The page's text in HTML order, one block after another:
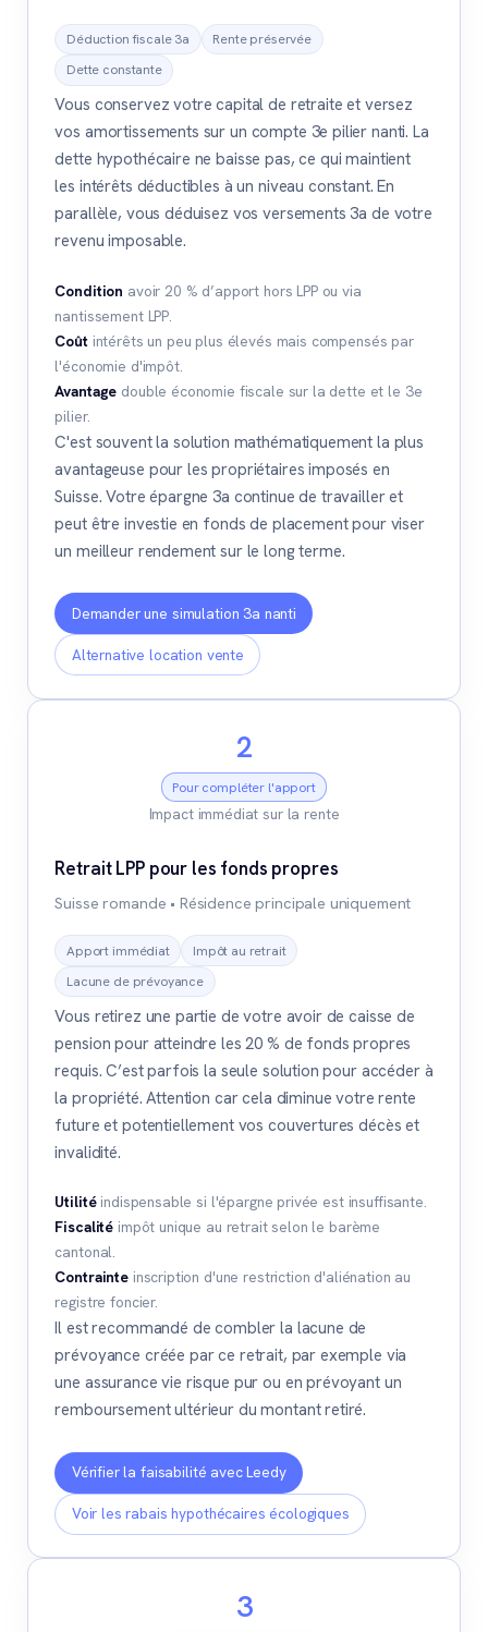
Déduction fiscale 3a
Rente préservée
Dette constante
Vous conservez votre capital de retraite et versez
vos amortissements sur un compte 3e pilier nanti. La
dette hypothécaire ne baisse pas, ce qui maintient
les intérêts déductibles à un niveau constant. En
parallèle, vous déduisez vos versements 3a de votre
revenu imposable.
Condition avoir 20 % d’apport hors LPP ou via
nantissement LPP.
Coûtintérêts un peu plus élevés mais compensés par
l'économie d'impôt.
Avantage double économie fiscale sur la dette et le 3e
pilier.
C'est souvent la solution mathématiquement la plus
avantageuse pour les propriétaires imposés en
Suisse. Votre épargne 3a continue de travailler et
peut être investie en fonds de placement pour viser
un meilleur rendement sur le long terme.
Demander une simulation 3a nanti
Alternative location vente
2
Pour compléter l'apport
Impact immédiat sur la rente
Retrait LPP pour les fonds propres
Suisse romande • Résidence principale uniquement
Apport immédiat
Impôt au retrait
Lacune de prévoyance
Vous retirez une partie de votre avoir de caisse de
pension pour atteindre les 20 % de fonds propres
requis. C’est parfois la seule solution pour accéder à
la propriété. Attention car cela diminue votre rente
future et potentiellement vos couvertures décès et
invalidité.
Utilitéindispensable si l'épargne privée est insuffisante.
Fiscalité impôt unique au retrait selon le barème
cantonal.
Contrainteinscription d'une restriction d'aliénation au
registre foncier.
Il est recommandé de combler la lacune de
prévoyance créée par ce retrait, par exemple via
une assurance vie risque pur ou en prévoyant un
remboursement ultérieur du montant retiré.
Vérifier la faisabilité avec Leedy
Voir les rabais hypothécaires écologiques
3